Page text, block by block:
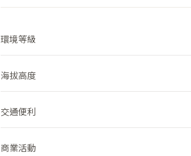
環境等級
海拔高度
交通便利
商業活動